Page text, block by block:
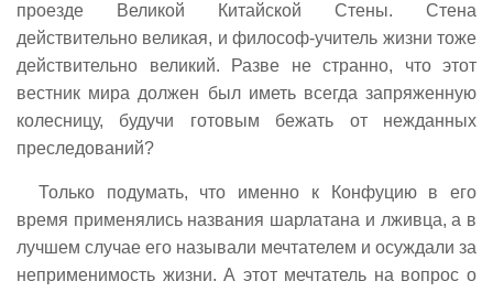
проезде Великой Китайской Стены. Стена
действительно великая, и философ-учитель жизни тоже
действительно великий. Разве не странно, что этот
вестник мира должен был иметь всегда запряженную
колесницу, будучи готовым бежать от нежданных
преследований?
Только подумать, что именно к Конфуцию в его
время применялись названия шарлатана и лживца, а в
лучшем случае его называли мечтателем и осуждали за
неприменимость жизни. А этот мечтатель на вопрос о